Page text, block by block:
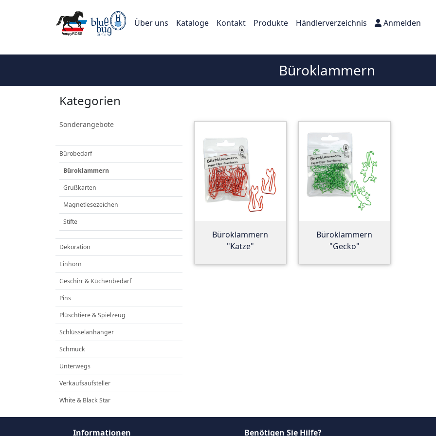
Über uns Kataloge Kontakt Produkte Händlerverzeichnis Anmelden
Büroklammern
Kategorien
Sonderangebote
Bürobedarf
Büroklammern
Grußkarten
Magnetlesezeichen
Stifte
Dekoration
Einhorn
Geschirr & Küchenbedarf
Pins
Plüschtiere & Spielzeug
Schlüsselanhänger
Schmuck
Unterwegs
Verkaufsaufsteller
White & Black Star
Büroklammern
"Katze"
Büroklammern
"Gecko"
Informationen Benötigen Sie Hilfe?